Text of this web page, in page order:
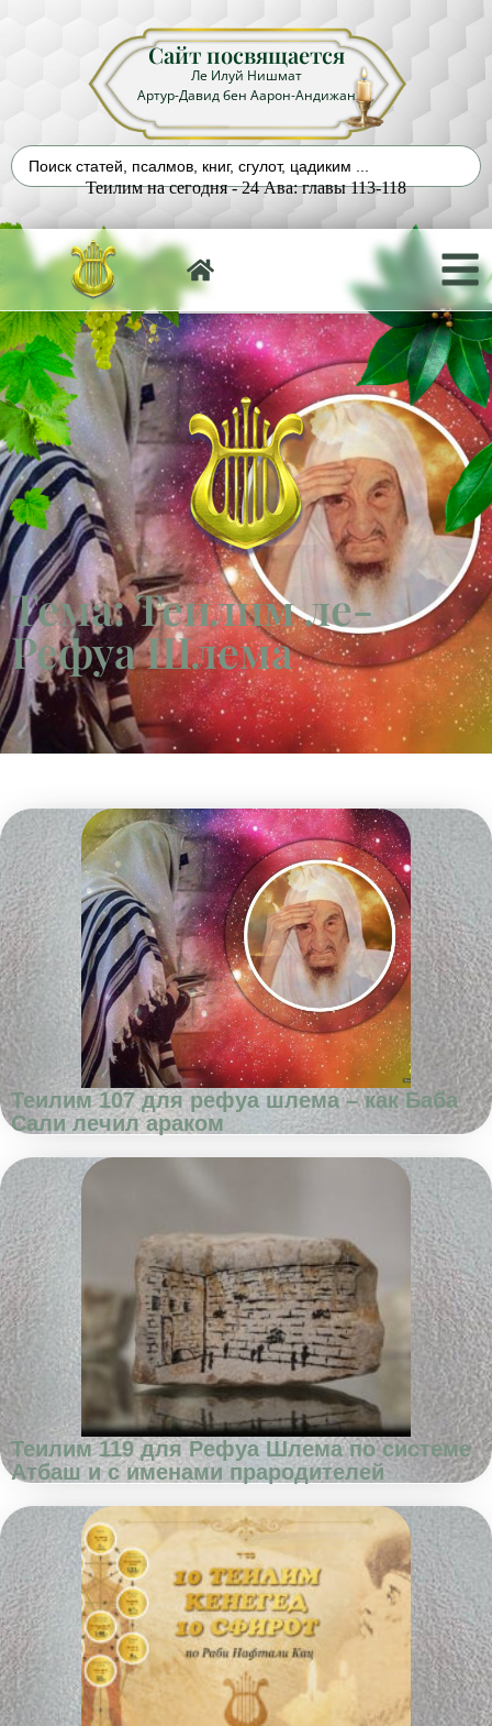
Сайт посвящается
Ле Илуй Нишмат
Артур-Давид бен Аарон-Андижан
Теилим на сегодня - 24 Ава: главы 113-118
Тема: Теилим ле-
Рефуа Шлема
Теилим 107 для рефуа шлема – как Баба
Сали лечил араком
Теилим 119 для Рефуа Шлема по системе
Атбаш и с именами прародителей